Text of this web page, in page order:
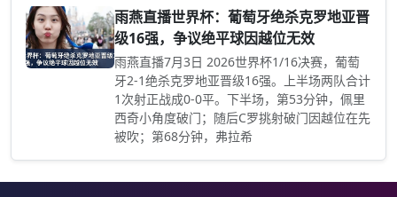
雨燕直播世界杯：葡萄牙绝杀克罗地亚晋
级16强，争议绝平球因越位无效
雨燕直播7月3日 2026世界杯1/16决赛，葡萄
牙2-1绝杀克罗地亚晋级16强。上半场两队合计
1次射正战成0-0平。下半场，第53分钟，佩里
西奇小角度破门；随后C罗挑射破门因越位在先
被吹；第68分钟，弗拉希